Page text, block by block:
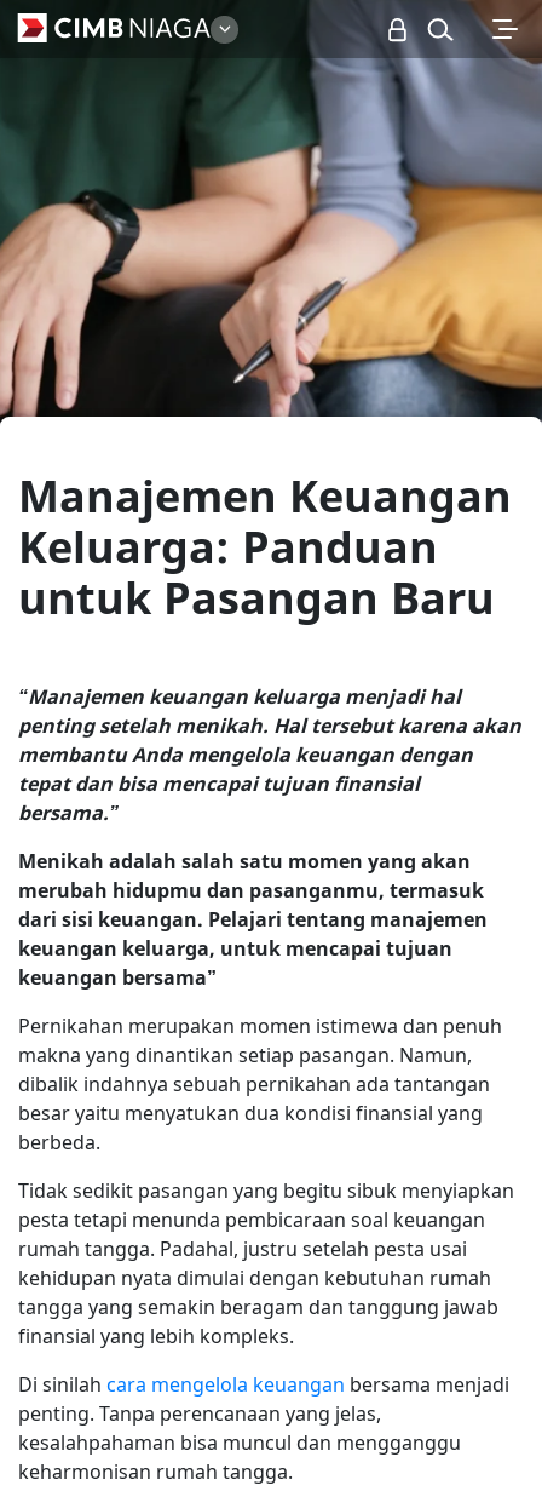
Personal
Manajemen Keuangan
Keluarga: Panduan
untuk Pasangan Baru
“Manajemen keuangan keluarga menjadi hal
penting setelah menikah. Hal tersebut karena akan
membantu Anda mengelola keuangan dengan
tepat dan bisa mencapai tujuan finansial
bersama.”
Menikah adalah salah satu momen yang akan
merubah hidupmu dan pasanganmu, termasuk
dari sisi keuangan. Pelajari tentang manajemen
keuangan keluarga, untuk mencapai tujuan
keuangan bersama”
Pernikahan merupakan momen istimewa dan penuh
makna yang dinantikan setiap pasangan. Namun,
dibalik indahnya sebuah pernikahan ada tantangan
besar yaitu menyatukan dua kondisi finansial yang
berbeda.
Tidak sedikit pasangan yang begitu sibuk menyiapkan
pesta tetapi menunda pembicaraan soal keuangan
rumah tangga. Padahal, justru setelah pesta usai
kehidupan nyata dimulai dengan kebutuhan rumah
tangga yang semakin beragam dan tanggung jawab
finansial yang lebih kompleks.
Di sinilah cara mengelola keuangan bersama menjadi
penting. Tanpa perencanaan yang jelas,
kesalahpahaman bisa muncul dan mengganggu
keharmonisan rumah tangga.